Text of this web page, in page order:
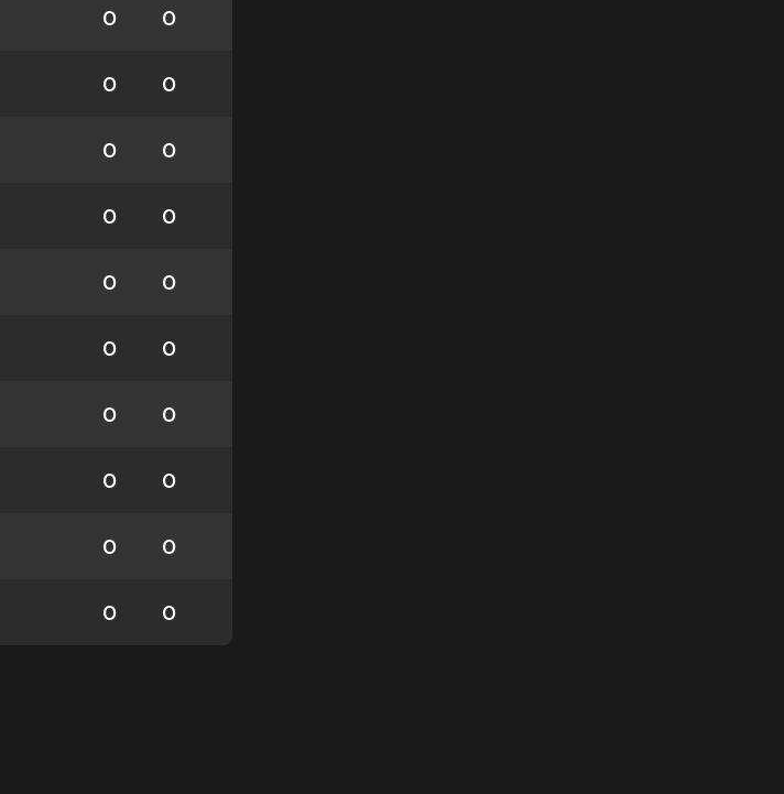
0 0
0 0
0 0
0 0
0 0
0 0
0 0
0 0
0 0
0 0